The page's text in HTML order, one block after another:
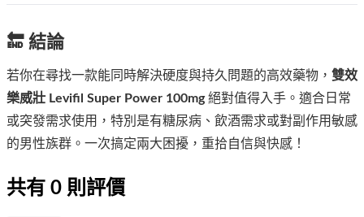
🔚 結論
若你在尋找一款能同時解決硬度與持久問題的高效藥物， 雙效
樂威壯 Levifil Super Power 100mg絕對值得入手。適合日常
或突發需求使用，特別是有糖尿病、飲酒需求或對副作用敏感
的男性族群。一次搞定兩大困擾，重拾自信與快感！
共有 0 則評價